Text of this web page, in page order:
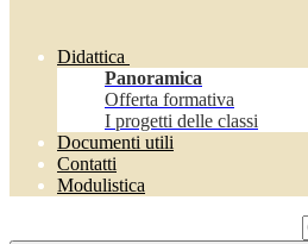
Didattica
Panoramica
Offerta formativa
I progetti delle classi
Documenti utili
Contatti
Modulistica